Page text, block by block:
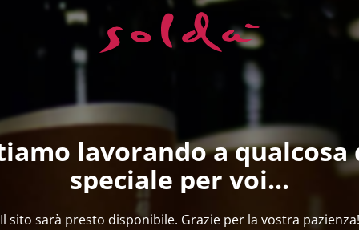
lavorando a qualcosa
speciale per voi...
Il sito sarà presto disponibile. Grazie per la vostra pazienza!